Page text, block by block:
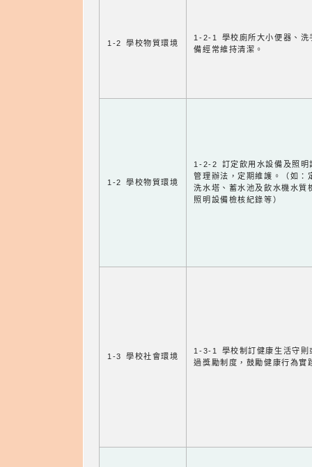
1-2 學校物質環境
1-2-1 學校廁所大小便器、洗
備經常維持清潔。
1-2 學校物質環境
1-2-2 訂定飲用水設備及照明
管理辦法，定期維護。（如：
洗水塔、蓄水池及飲水機水質
照明設備檢核紀錄等）
1-3 學校社會環境
1-3-1 學校制訂健康生活守則
過獎勵制度，鼓勵健康行為實